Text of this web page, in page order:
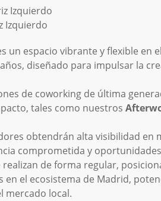
Izquierdo
un espacio vibrante y flexible en
diseñado para impulsar la
de coworking de última
tales como nuestros
obtendrán alta visibilidad en
comprometida y
de forma regular,
el ecosistema de Madrid,
mercado local.